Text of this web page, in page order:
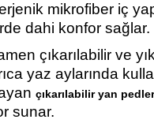
mikrofiber iç
dahi konfor sağlar.
çıkarılabilir ve
yaz aylarında
çıkarılabilir yan pedler
sunar.